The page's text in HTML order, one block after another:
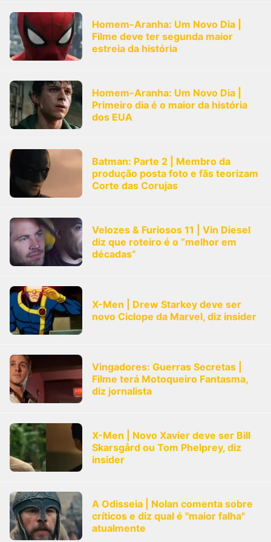
Homem-Aranha: Um Novo Dia |
Filme deve ter segunda maior
estreia da história
Homem-Aranha: Um Novo Dia |
Primeiro dia é o maior da história
dos EUA
Batman: Parte 2 | Membro da
produção posta foto e fãs teorizam
Corte das Corujas
Velozes & Furiosos 11 | Vin Diesel
diz que roteiro é o “melhor em
décadas”
X-Men | Drew Starkey deve ser
novo Ciclope da Marvel, diz insider
Vingadores: Guerras Secretas |
Filme terá Motoqueiro Fantasma,
diz jornalista
X-Men | Novo Xavier deve ser Bill
Skarsgård ou Tom Phelprey, diz
insider
A Odisseia | Nolan comenta sobre
críticos e diz qual é "maior falha"
atualmente